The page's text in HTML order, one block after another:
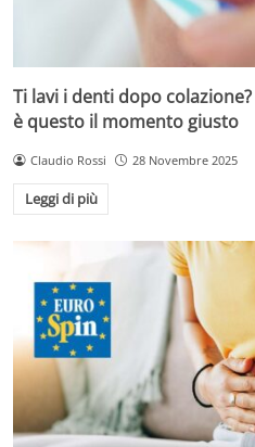
Ti lavi i denti dopo
è questo il momento giusto
Claudio Rossi 28 Novembre 2025
Leggi di più